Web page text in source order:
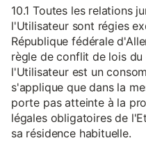
10.1 Toutes les relations
l'Utilisateur sont régies
République fédérale
règle de conflit de lois
l'Utilisateur est un
s'applique que dans la
porte pas atteinte à la
légales obligatoires de
sa résidence habituelle.